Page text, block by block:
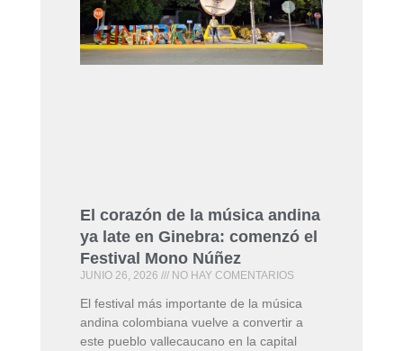
El corazón de la música andina
ya late en Ginebra: comenzó el
Festival Mono Núñez
JUNIO 26, 2026 NO HAY COMENTARIOS
El festival más importante de la música
andina colombiana vuelve a convertir a
este pueblo vallecaucano en la capital